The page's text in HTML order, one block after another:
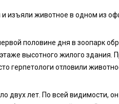
изъяли животное в одном из
половине дня в зоопарк
высотного жилого здания.
герпетологи отловили
двух лет. По всей видимости,